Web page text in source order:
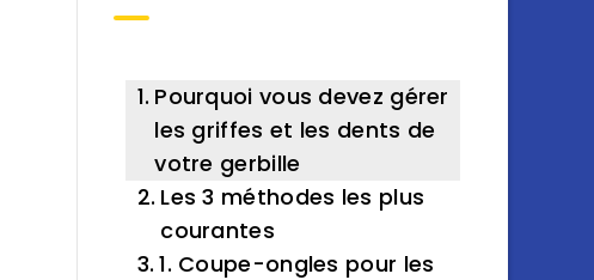
Pourquoi vous devez gérer
les griffes et les dents de
votre gerbille
Les 3 méthodes les plus
courantes
1. Coupe-ongles pour les